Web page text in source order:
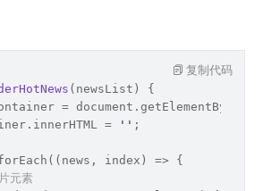
( newsList )
{
= document .getElementById(
=
'' ;
( news, index ) => {
元素
复制代码